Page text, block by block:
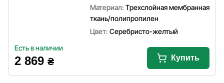
Материал: Трехслойная мембранная
ткань/полипропилен
Цвет: Серебристо-желтый
Есть в наличии
2 869 ₴ Купить